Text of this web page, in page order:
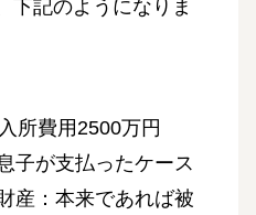
下記のようになりま
所費用2500万円
子が支払ったケース
産：本来であれば被